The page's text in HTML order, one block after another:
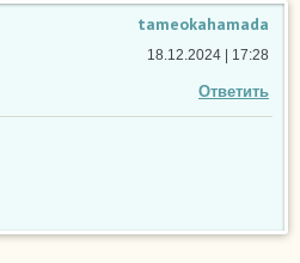
tameokahamada
Ответить
18.12.2024 | 17:28